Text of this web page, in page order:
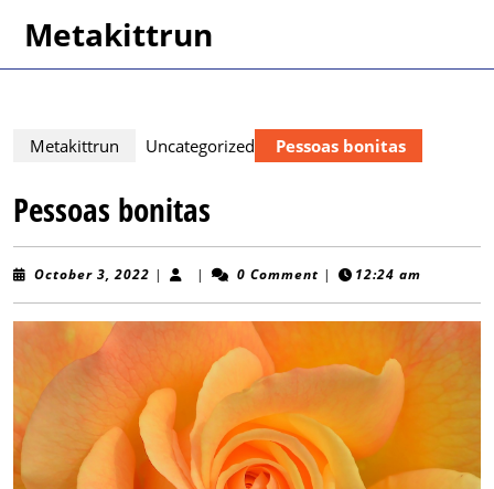
Metakittrun
Metakittrun Uncategorized Pessoas bonitas
Pessoas bonitas
October 3, 2022 October
| | 0 Comment | 12:24 am